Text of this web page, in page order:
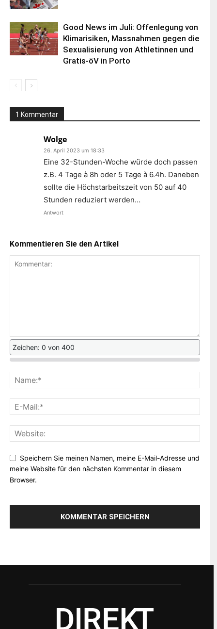
Good News im Juli: Offenlegung von
Klimarisiken, Massnahmen gegen die
Sexualisierung von Athletinnen und
Gratis-öV in Porto
1 Kommentar
Wolge
26. April 2023 um 18:33
Eine 32-Stunden-Woche würde doch passen
z.B. 4 Tage à 8h oder 5 Tage à 6.4h. Daneben
sollte die Höchstarbeitszeit von 50 auf 40
Stunden reduziert werden…
Antwort
Kommentieren Sie den Artikel
Zeichen: 0 von 400
Speichern Sie meinen Namen, meine E-Mail-Adresse und
meine Website für den nächsten Kommentar in diesem
Browser.